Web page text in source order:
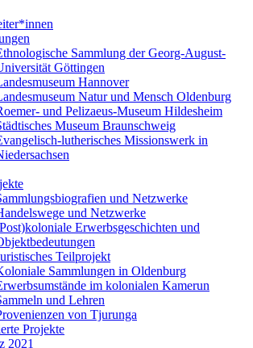
Sammlung der Georg-August-
Göttingen
Hannover
Natur und Mensch Oldenburg
und Pelizaeus-Museum Hildesheim
Museum Braunschweig
lutherisches Missionswerk in
und Netzwerke
und Netzwerke
Erwerbsgeschichten und
Teilprojekt
Sammlungen in Oldenburg
im kolonialen Kamerun
und Lehren
von Tjurunga
Projekte
2021